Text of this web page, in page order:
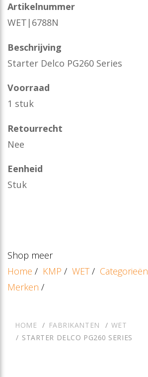
Artikelnummer
WET|6788N
Beschrijving
Starter Delco PG260 Series
Voorraad
1 stuk
Retourrecht
Nee
Eenheid
Stuk
Shop meer
Home / KMP / WET / Categorieën
Merken /
HOME FABRIKANTEN
WET
STARTER DELCO PG260 SERIES